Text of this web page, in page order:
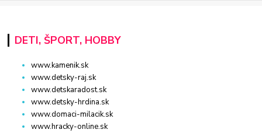
DETI, ŠPORT, HOBBY
www.kamenik.sk
www.detsky-raj.sk
www.detskaradost.sk
www.detsky-hrdina.sk
www.domaci-milacik.sk
www.hracky-online.sk